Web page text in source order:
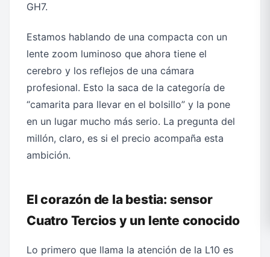
GH7.
Estamos hablando de una compacta con un
lente zoom luminoso que ahora tiene el
cerebro y los reflejos de una cámara
profesional. Esto la saca de la categoría de
“camarita para llevar en el bolsillo” y la pone
en un lugar mucho más serio. La pregunta del
millón, claro, es si el precio acompaña esta
ambición.
El corazón de la bestia: sensor
Cuatro Tercios y un lente conocido
Lo primero que llama la atención de la L10 es